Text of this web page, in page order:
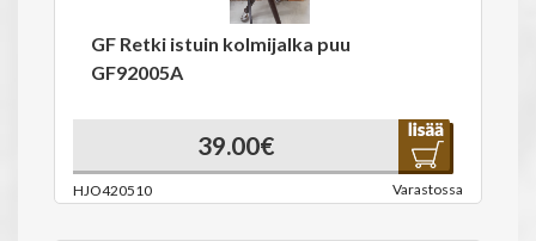
GF Retki istuin kolmijalka puu
GF92005A
39.00€
HJO420510 Varastossa